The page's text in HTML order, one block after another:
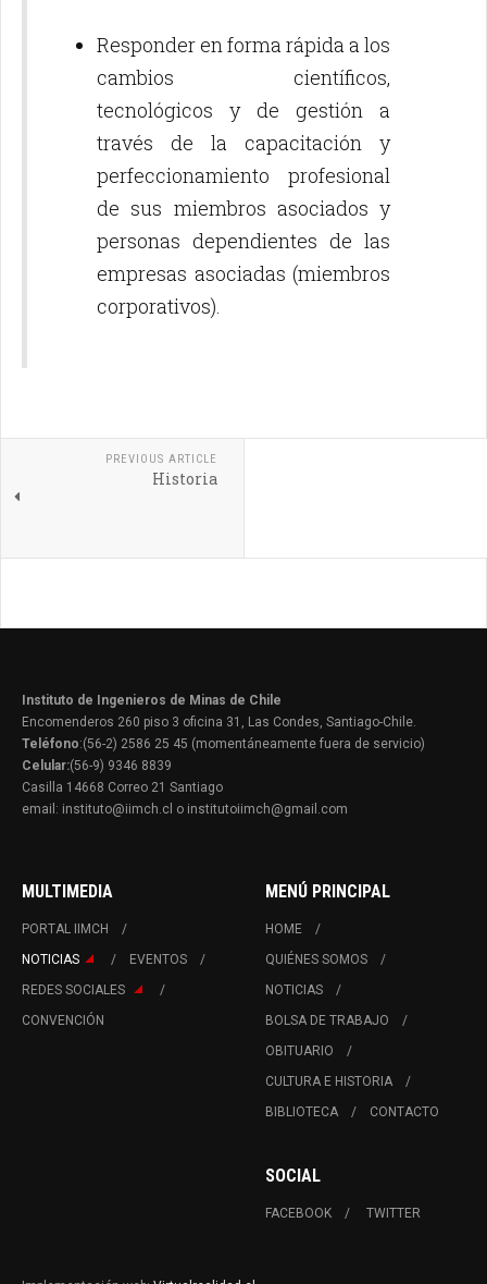
Responder en forma rápida a los
cambios científicos,
tecnológicos y de gestión a
través de la capacitación y
perfeccionamiento profesional
de sus miembros asociados y
personas dependientes de las
empresas asociadas (miembros
corporativos).
PREVIOUS ARTICLE
Historia
Instituto de Ingenieros de Minas de Chile
Encomenderos 260 piso 3 oficina 31, Las Condes, Santiago-Chile.
Teléfono:(56-2) 2586 25 45 (momentáneamente fuera de servicio)
Celular:(56-9) 9346 8839
Casilla 14668 Correo 21 Santiago
email: instituto@iimch.cl o institutoiimch@gmail.com
MULTIMEDIA
PORTAL IIMCH
NOTICIAS
EVENTOS
REDES SOCIALES
CONVENCIÓN
MENÚ PRINCIPAL
HOME
QUIÉNES SOMOS
NOTICIAS
BOLSA DE TRABAJO
OBITUARIO
CULTURA E HISTORIA
BIBLIOTECA
CONTACTO
SOCIAL
FACEBOOK TWITTER